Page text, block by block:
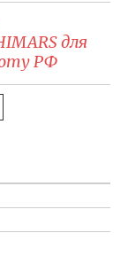
для
РФ